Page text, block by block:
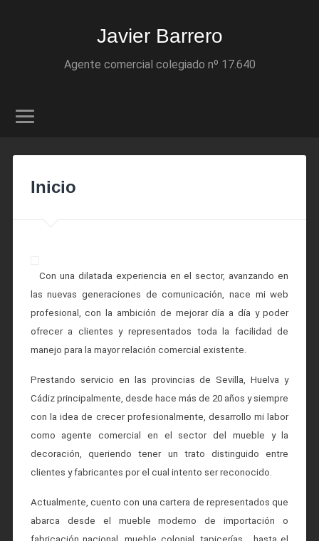
Javier Barrero
Agente comercial colegiado nº 17.640
Inicio
Con una dilatada experiencia en el sector, avanzando en
las nuevas generaciones de comunicación, nace mi web
profesional, con la ambición de mejorar día a día y poder
ofrecer a clientes y representados toda la facilidad de
manejo para la mayor relación comercial existente.
Prestando servicio en las provincias de Sevilla, Huelva y
Cádiz principalmente, desde hace más de 20 años y siempre
con la idea de crecer profesionalmente, desarrollo mi labor
como agente comercial en el sector del mueble y la
decoración, queriendo tener un trato distinguido entre
clientes y fabricantes por el cual intento ser reconocido.
Actualmente, cuento con una cartera de representados que
abarca desde el mueble moderno de importación o